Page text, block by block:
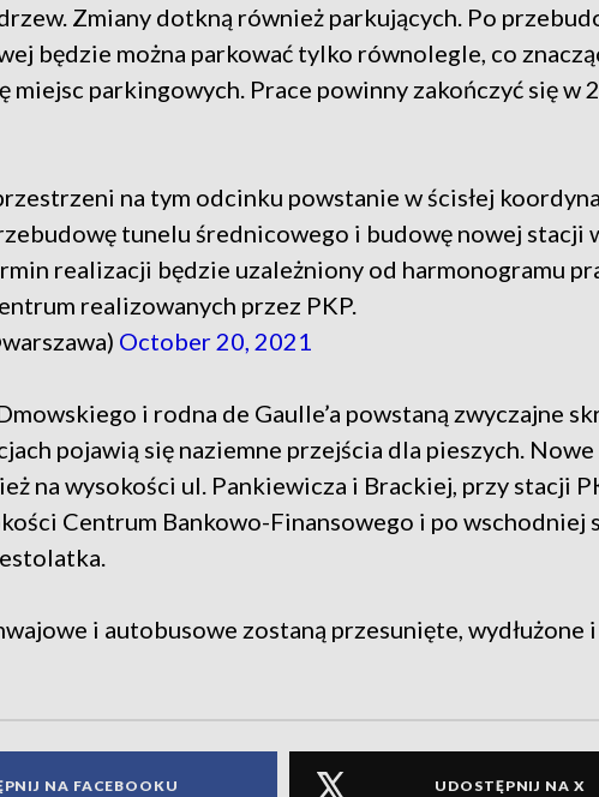
Zmiany dotkną również parkujących. Po
będzie można parkować tylko równolegle, co
miejsc parkingowych. Prace powinny zakończyć się w
na tym odcinku powstanie w ścisłej
tunelu średnicowego i budowę nowej stacji
realizacji będzie uzależniony od harmonogramu
realizowanych przez PKP.
October 20, 2021
i rodna de Gaulle’a powstaną zwyczajne
pojawią się naziemne przejścia dla pieszych.
na wysokości ul. Pankiewicza i Brackiej, przy stacji
Centrum Bankowo-Finansowego i po wschodniej
i autobusowe zostaną przesunięte, wydłużone i
NA FACEBOOKU UDOSTĘPNIJ NA X